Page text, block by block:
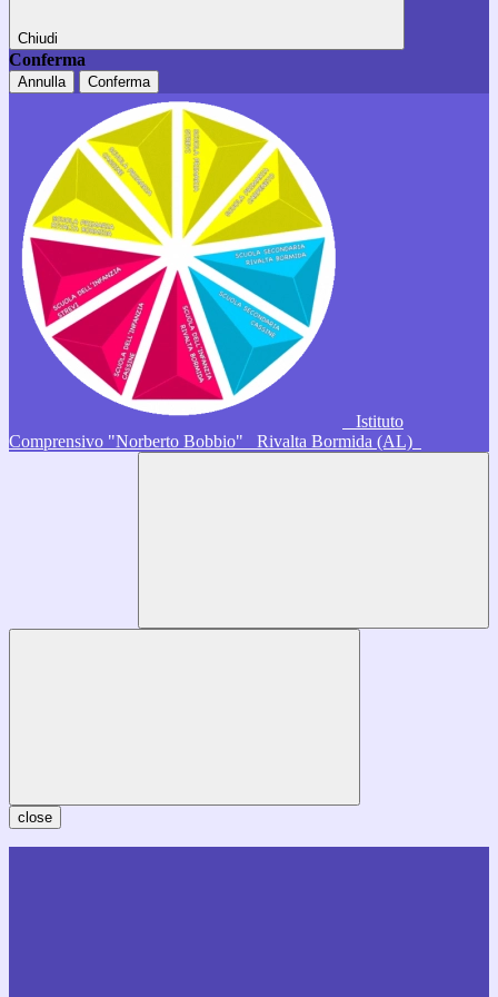
Chiudi
Conferma
Annulla Conferma
Istituto
Comprensivo "Norberto Bobbio"
Rivalta Bormida (AL)
close